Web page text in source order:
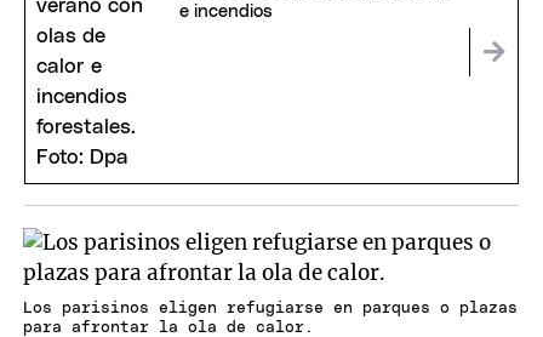
e incendios
Los parisinos eligen refugiarse en parques o plazas
para afrontar la ola de calor.